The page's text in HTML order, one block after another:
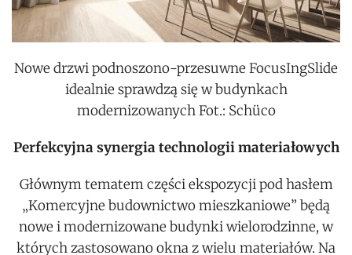
Nowe drzwi podnoszono-przesuwne FocusIngSlide
idealnie sprawdzą się w budynkach
modernizowanych Fot.: Schüco
Perfekcyjna synergia technologii materiałowych
Głównym tematem części ekspozycji pod hasłem
„Komercyjne budownictwo mieszkaniowe” będą
nowe i modernizowane budynki wielorodzinne, w
których zastosowano okna z wielu materiałów. Na